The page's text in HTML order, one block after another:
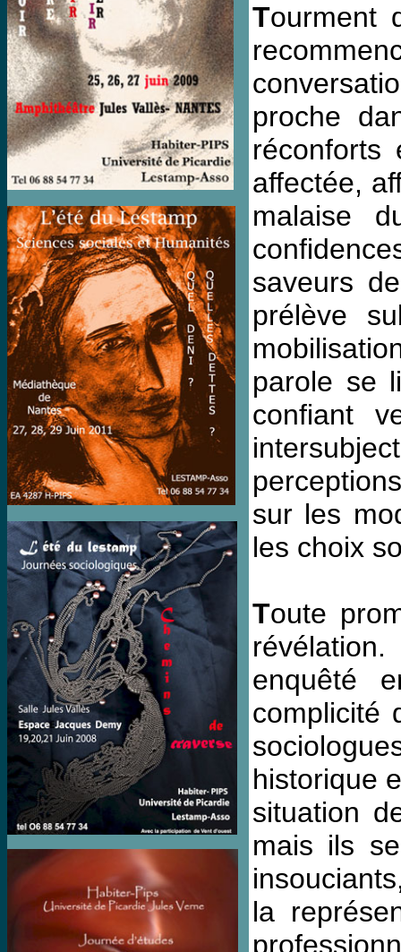
Tourment
proche
affectée,
malaise
saveurs
prélève
parole se
confiant
sur les
les choix
Toute
enquêté
complicité
historique
situation
mais ils
la